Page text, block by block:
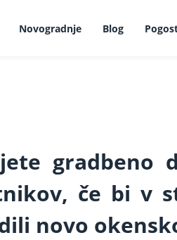
Novogradnje Blog
gradbeno
če bi v
novo